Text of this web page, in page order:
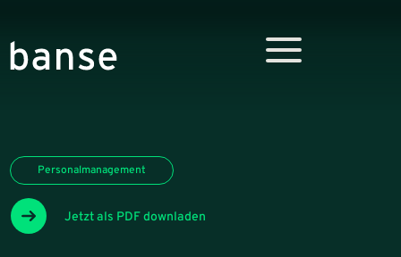
Jetzt als PDF downladen
Personalmanagement